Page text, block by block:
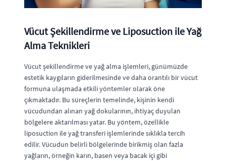
Vücut Şekillendirme ve Liposuction ile Yağ
Alma Teknikleri
Vücut şekillendirme ve yağ alma işlemleri, günümüzde
estetik kaygıların giderilmesinde ve daha orantılı bir vücut
formuna ulaşmada etkili yöntemler olarak öne
çıkmaktadır. Bu süreçlerin temelinde, kişinin kendi
vücudundan alınan yağ dokularının, ihtiyaç duyulan
bölgelere aktarılması yatar. Bu yöntem, özellikle
liposuction ile yağ transferi işlemlerinde sıklıkla tercih
edilir. Vücudun belirli bölgelerinde birikmiş olan fazla
yağların, örneğin karın, basen veya bacak içi gibi